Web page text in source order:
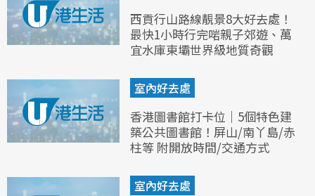
西貢行山路線靚景8大好去處！
最快1小時行完啱親子郊遊、萬
宜水庫東壩世界級地質奇觀
室內好去處
香港圖書館打卡位｜5個特色建
築公共圖書館！屏山/南丫島/赤
柱等 附開放時間/交通方式
室內好去處